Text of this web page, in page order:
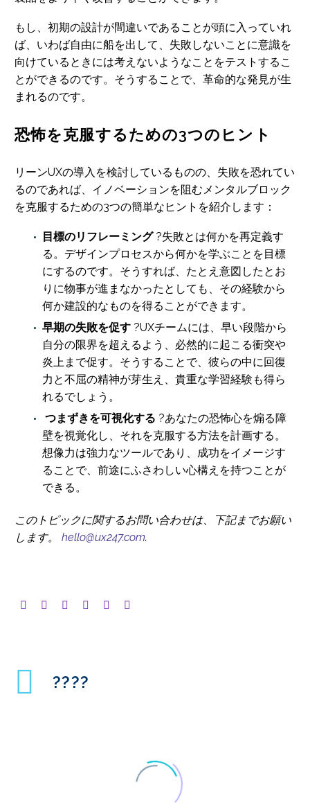
もし、初期の設計が間違いであることが頭に入っていれ
ば、いわば自由に船を出して、失敗しないことに意識を
向けているときには考えないようなことをテストするこ
とができるのです。そうすることで、革命的な発見が生
まれるのです。
恐怖を克服するための3つのヒント
リーンUXの導入を検討しているものの、失敗を恐れてい
るのであれば、イノベーションを阻むメンタルブロック
を克服するための3つの簡単なヒントを紹介します：
目標のリフレーミング?失敗とは何かを再定義す
る。デザインプロセスから何かを学ぶことを目標
にするのです。そうすれば、たとえ意図したとお
りに物事が進まなかったとしても、その経験から
何か建設的なものを得ることができます。
早期の失敗を促す ?UXチームには、早い段階から
自分の限界を超えるよう、必然的に起こる衝突や
炎上まで促す。そうすることで、彼らの中に回復
力と不屈の精神が芽生え、貴重な学習経験も得ら
れるでしょう。
つまずきを可視化する ?あなたの恐怖心を煽る障
壁を視覚化し、それを克服する方法を計画する。
想像力は強力なツールであり、成功をイメージす
ることで、前途にふさわしい心構えを持つことが
できる。
このトピックに関するお問い合わせは、下記までお願い
します。 hello@ux247.com.
????